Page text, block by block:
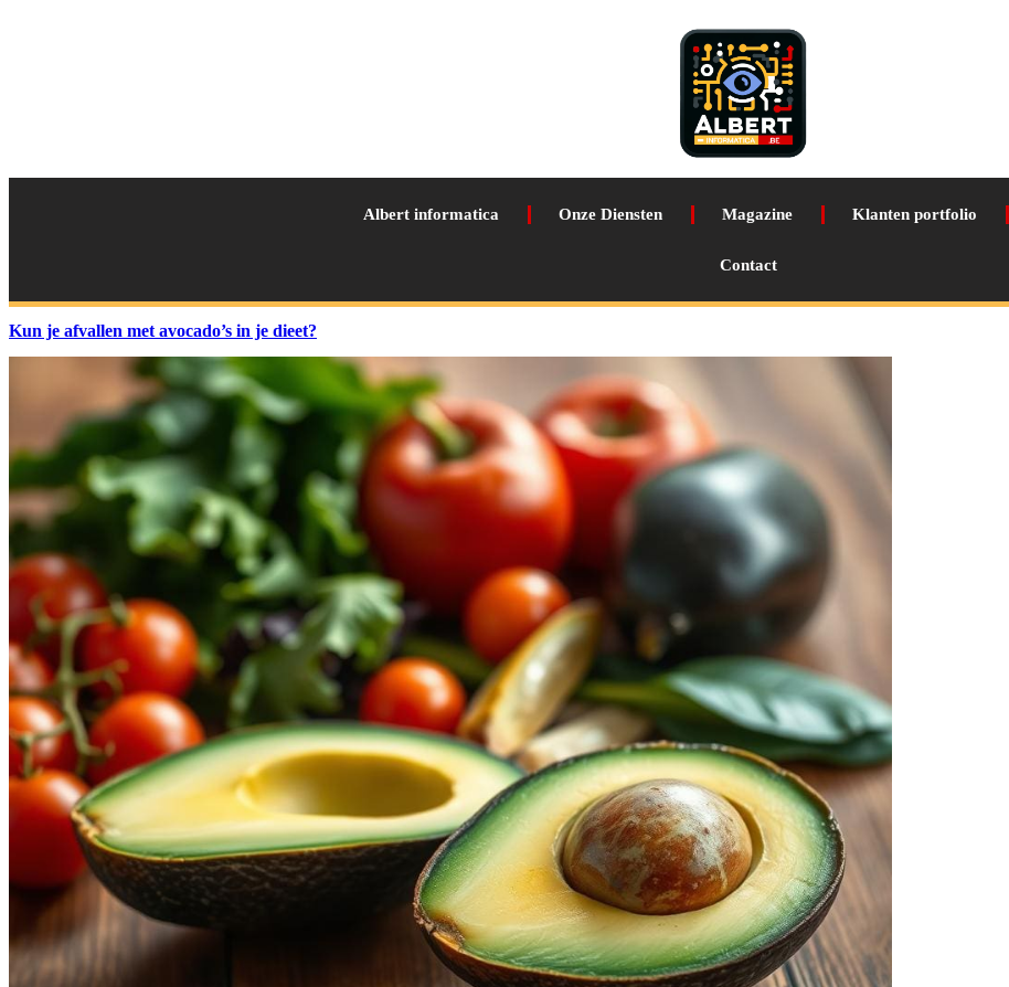
Albert informatica Onze Diensten Magazine Klanten portfolio
Contact
Kun je afvallen met avocado’s in je dieet?